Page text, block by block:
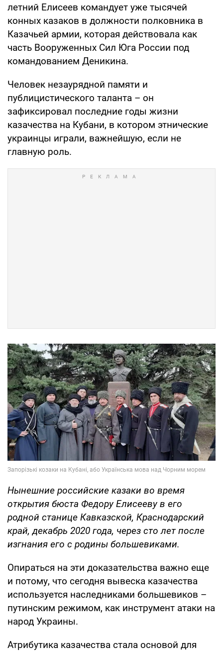
летний Елисеев командует уже тысячей
конных казаков в должности полковника в
Казачьей армии, которая действовала как
часть Вооруженных Сил Юга России под
командованием Деникина.
Человек незаурядной памяти и
публицистического таланта – он
зафиксировал последние годы жизни
казачества на Кубани, в котором этнические
украинцы играли, важнейшую, если не
главную роль.
Нынешние российские казаки во время
открытия бюста Федору Елисееву в его
родной станице Кавказской, Краснодарский
край, декабрь 2020 года, через сто лет после
изгнания его с родины большевиками.
Опираться на эти доказательства важно еще
и потому, что сегодня вывеска казачества
используется наследниками большевиков –
путинским режимом, как инструмент атаки на
народ Украины.
Атрибутика казачества стала основой для